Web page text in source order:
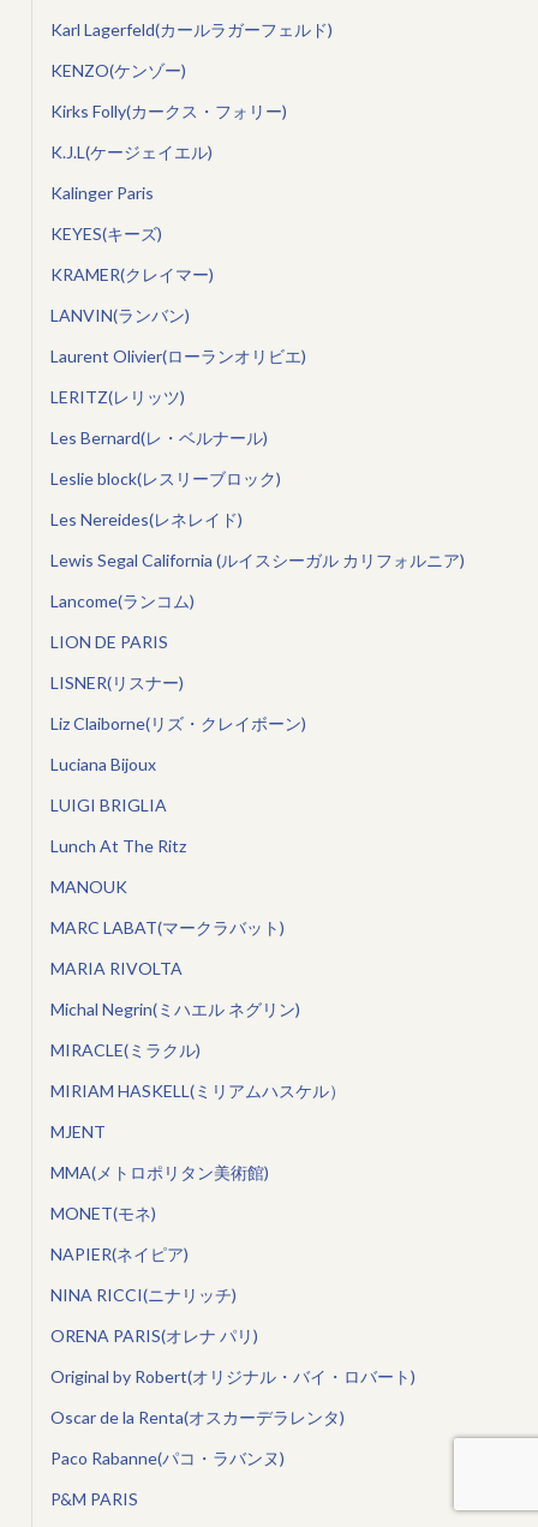
Karl Lagerfeld(カールラガーフェルド)
KENZO(ケンゾー)
Kirks Folly(カークス・フォリー)
K.J.L(ケージェイエル)
Kalinger Paris
KEYES(キーズ)
KRAMER(クレイマー)
LANVIN(ランバン)
Laurent Olivier(ローランオリビエ)
LERITZ(レリッツ)
Les Bernard(レ・ベルナール)
Leslie block(レスリーブロック)
Les Nereides(レネレイド)
Lewis Segal California (ルイスシーガル カリフォルニア)
Lancome(ランコム)
LION DE PARIS
LISNER(リスナー)
Liz Claiborne(リズ・クレイボーン)
Luciana Bijoux
LUIGI BRIGLIA
Lunch At The Ritz
MANOUK
MARC LABAT(マークラバット)
MARIA RIVOLTA
Michal Negrin(ミハエル ネグリン)
MIRACLE(ミラクル)
MIRIAM HASKELL(ミリアムハスケル）
MJENT
MMA(メトロポリタン美術館)
MONET(モネ)
NAPIER(ネイピア)
NINA RICCI(ニナリッチ)
ORENA PARIS(オレナ パリ)
Original by Robert(オリジナル・バイ・ロバート)
Oscar de la Renta(オスカーデラレンタ)
Paco Rabanne(パコ・ラバンヌ)
P&M PARIS